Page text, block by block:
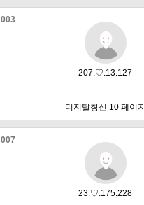
003
207.♡.13.127
디지탈창신 10 페이지
007
23.♡.175.228